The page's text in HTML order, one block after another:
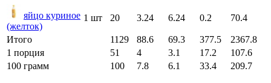
яйцо куриное
(желток)
1 шт 20 3.24 6.24 0.2 70.4
Итого 1129 88.6 69.3 377.5
2367.8
1 порция
51 4 3.1 17.2
107.6
100 грамм
100 7.8 6.1 33.4 209.7